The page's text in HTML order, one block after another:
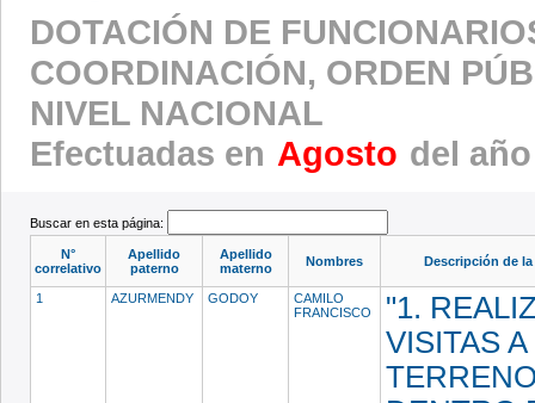
DOTACIÓN DE
COORDINACIÓN, ORDEN
NIVEL NACIONAL
Efectuadas en Agosto del
Buscar en esta página:
N°
correlativo
Apellido
paterno
Apellido
materno
Nombres Descripción de
1 AZURMENDY GODOY
CAMILO
FRANCISCO
"1.
VISITAS A